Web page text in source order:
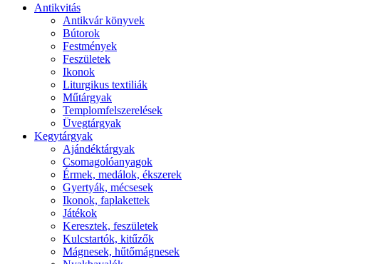
Antikvitás
Antikvár könyvek
Bútorok
Festmények
Feszületek
Ikonok
Liturgikus textiliák
Műtárgyak
Templomfelszerelések
Üvegtárgyak
Kegytárgyak
Ajándéktárgyak
Csomagolóanyagok
Érmek, medálok, ékszerek
Gyertyák, mécsesek
Ikonok, faplakettek
Játékok
Keresztek, feszületek
Kulcstartók, kitűzők
Mágnesek, hűtőmágnesek